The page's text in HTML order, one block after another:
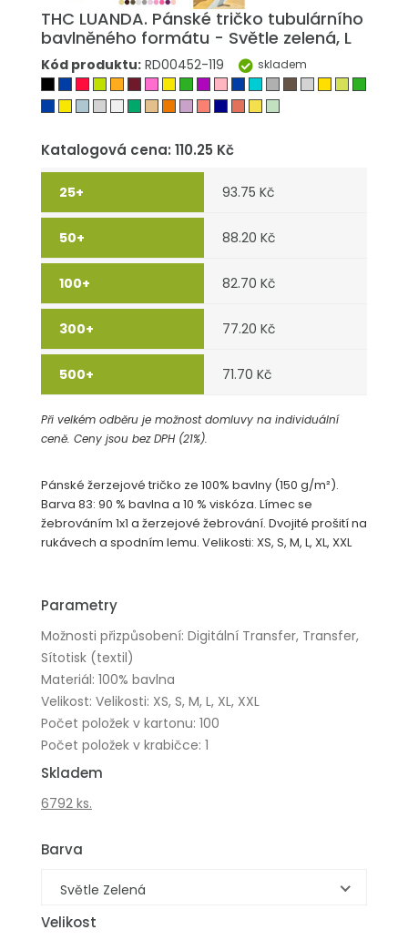
THC LUANDA. Pánské tričko tubulárního
bavlněného formátu - Světle zelená, L
Kód produktu: RD00452-119 skladem
Katalogová cena: 110.25 Kč
93.75 Kč
88.20 Kč
82.70 Kč
77.20 Kč
71.70 Kč
Při velkém odběru je možnost domluvy na individuální
ceně. Ceny jsou bez DPH (21%).
Pánské žerzejové tričko ze 100% bavlny (150 g/m²).
Barva 83: 90 % bavlna a 10 % viskóza. Límec se
žebrováním 1x1 a žerzejové žebrování. Dvojité prošití na
rukávech a spodním lemu. Velikosti: XS, S, M, L, XL, XXL
Parametry
Možnosti přizpůsobení: Digitální Transfer, Transfer,
Sítotisk (textil)
Materiál: 100% bavlna
Velikost: Velikosti: XS, S, M, L, XL, XXL
Počet položek v kartonu: 100
Počet položek v krabičce: 1
Skladem
6792 ks.
Barva
Světle Zelená
Velikost